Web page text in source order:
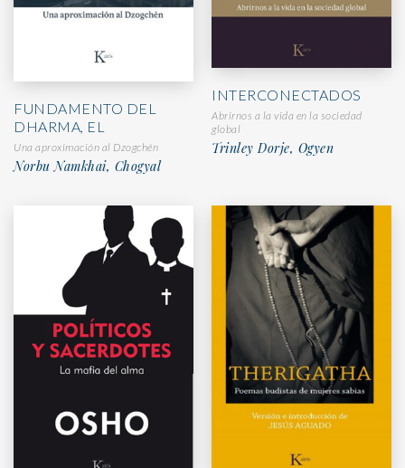
FUNDAMENTO DEL
DHARMA, EL
Una aproximación al Dzogchén
Norbu Namkhai, Chogyal
INTERCONECTADOS
Abrirnos a la vida en la sociedad
global
Trinley Dorje, Ogyen